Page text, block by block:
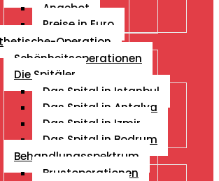
Angebot
Preise in Euro
Operation
Schönheitsoperationen
Die Spitäler
Das Spital in Istanbul
Das Spital in Antalya
Das Spital in Izmir
Das Spital in Bodrum
Behandlungsspektrum
Brustoperationen